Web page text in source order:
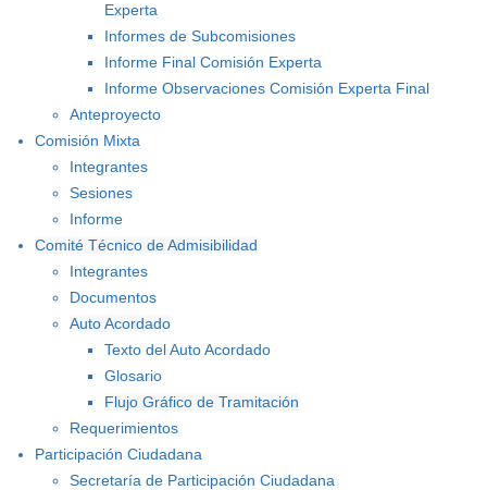
Experta
Informes de Subcomisiones
Informe Final Comisión Experta
Informe Observaciones Comisión Experta Final
Anteproyecto
Comisión Mixta
Integrantes
Sesiones
Informe
Comité Técnico de Admisibilidad
Integrantes
Documentos
Auto Acordado
Texto del Auto Acordado
Glosario
Flujo Gráfico de Tramitación
Requerimientos
Participación Ciudadana
Secretaría de Participación Ciudadana